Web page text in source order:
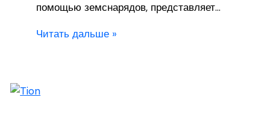
помощью земснарядов, представляет…
Читать дальше »